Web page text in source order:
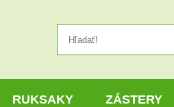
RUKSAKY ZÁSTERY